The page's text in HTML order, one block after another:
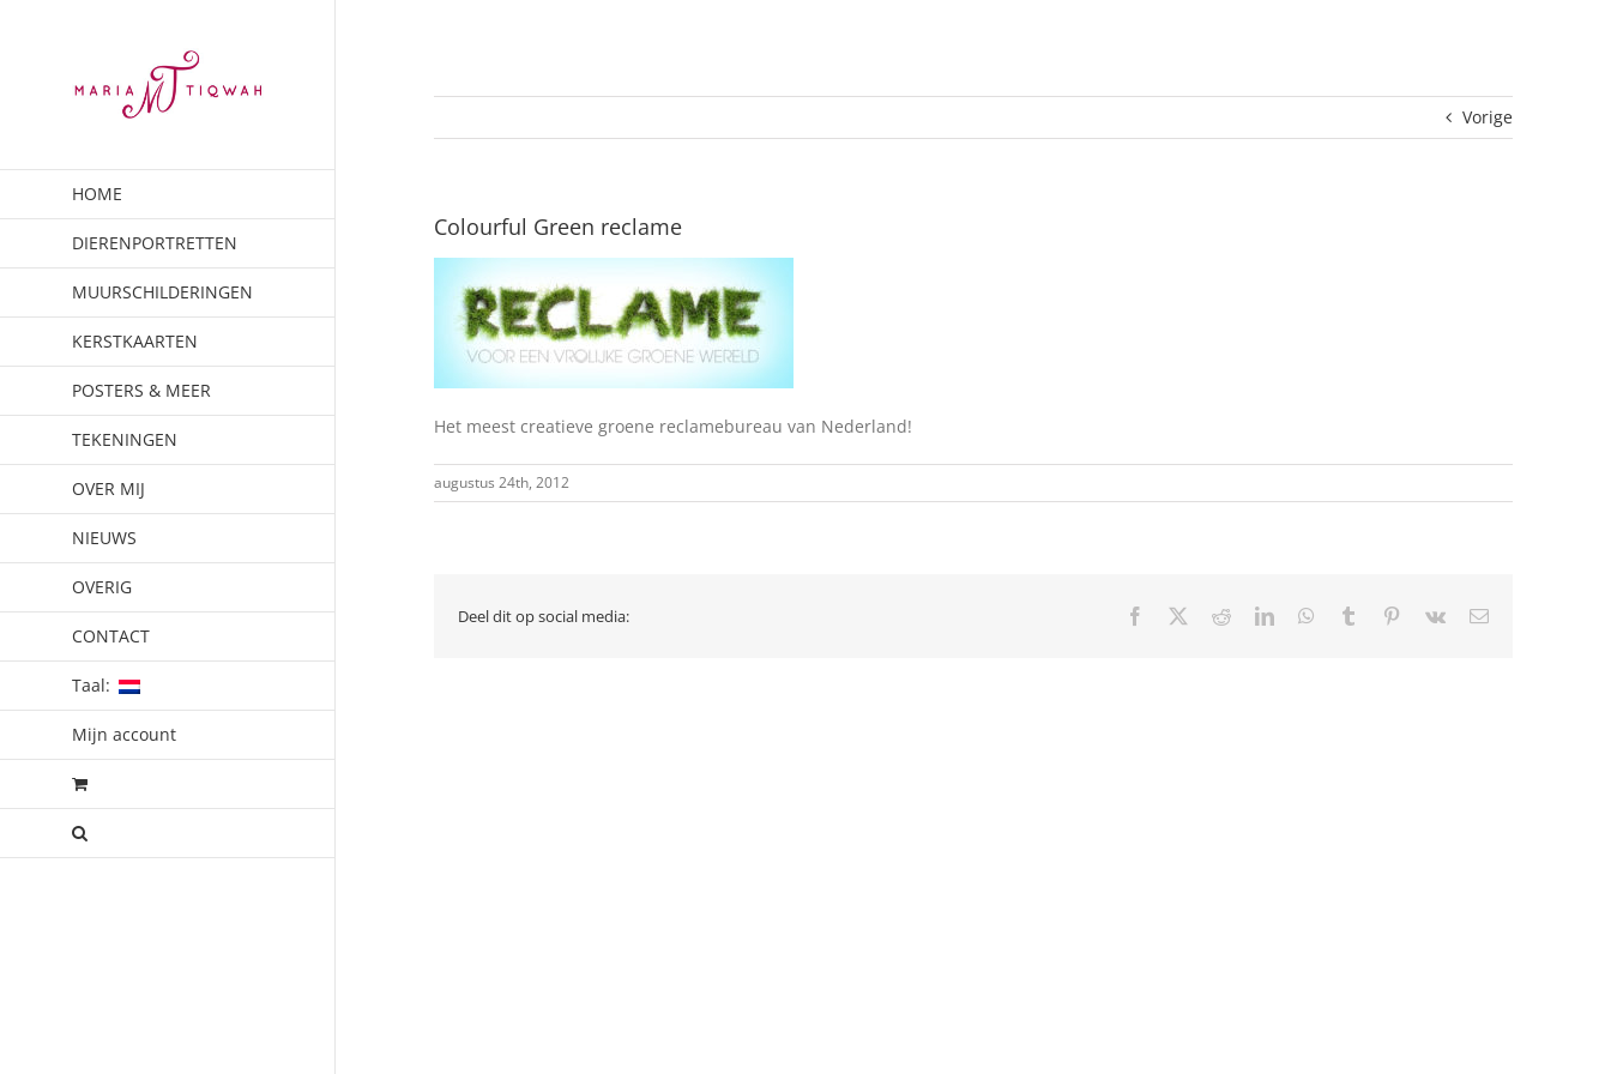
HOME
DIERENPORTRETTEN
MUURSCHILDERINGEN
KERSTKAARTEN
POSTERS & MEER
TEKENINGEN
OVER MIJ
NIEUWS
OVERIG
CONTACT
Taal:
Mijn account
Vorige
Colourful Green reclame
Het meest creatieve groene reclamebureau van Nederland!
augustus 24th, 2012
Deel dit op social media: Facebook RedditLinkedInWhatsApp
Tumblr Pinterest
Vk
E-